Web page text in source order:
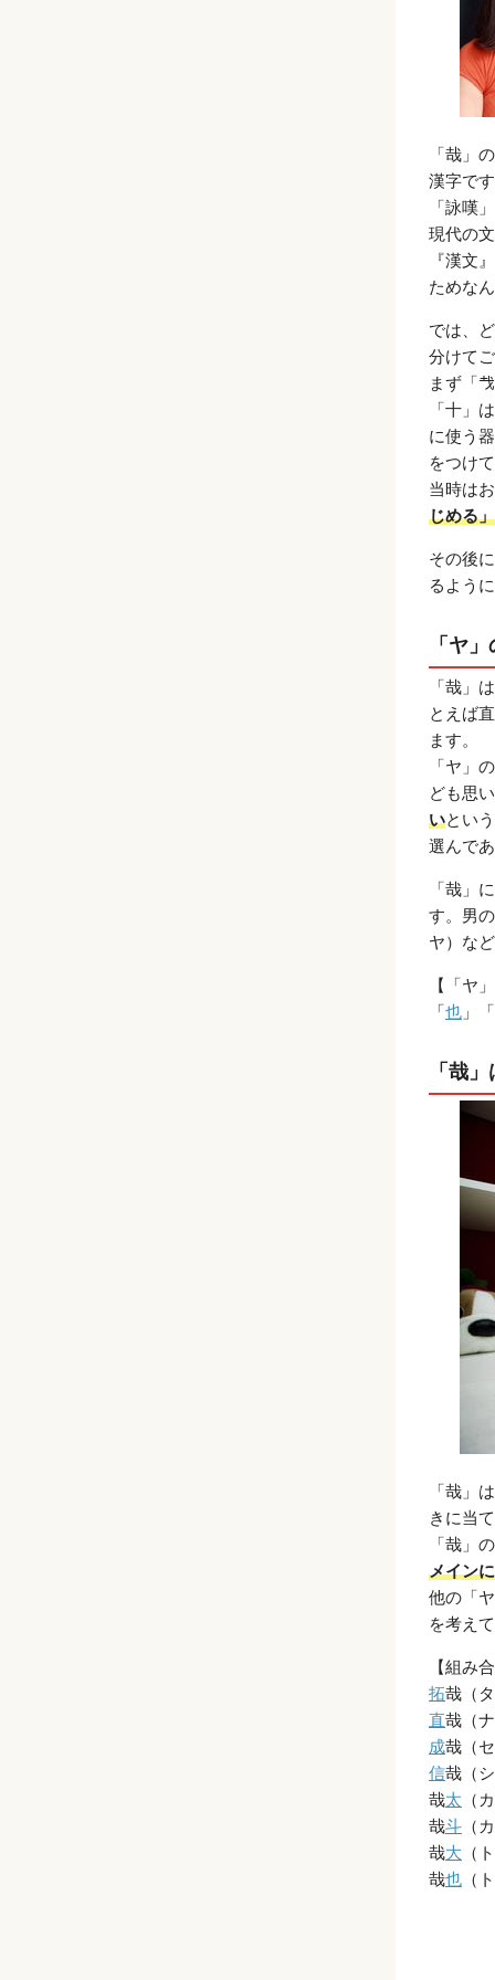
「哉」
漢字で
「詠嘆
現代の
『漢文
ためな
では、
分けて
まず「
「十」
に使う
をつけ
当時は
じめる」
その後
るよう
「ヤ
「哉」
とえば
ます。
「ヤ」
ども思
いとい
選んで
「哉」
す。男
ヤ）な
【「ヤ
「也 」「
「哉
「哉」
きに当
「哉」
メイン
他の「
を考え
【組み
拓哉（
直哉（
成哉（
信哉（
哉太 （
哉斗 （
哉大 （
哉也 （